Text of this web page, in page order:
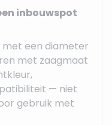
inbouwspot
met een diameter
met zaagmaat
— niet
gebruik met